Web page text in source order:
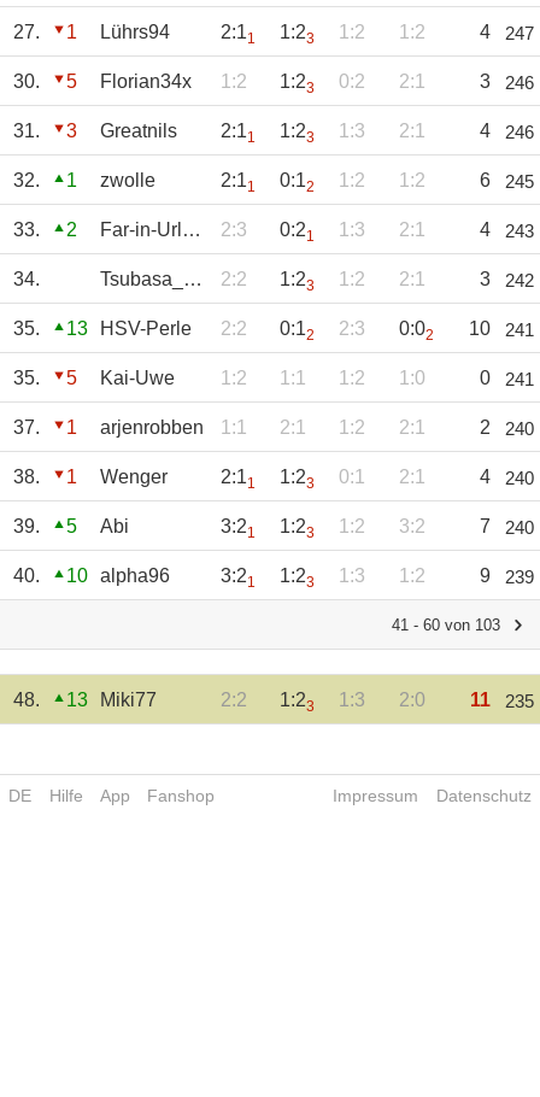
27. 1 Lührs94 2:11 1:23 1:2 1:2 4 247
30. 5 Florian34x 1:2 1:23 0:2 2:1 3 246
31. 3 Greatnils 2:11 1:23 1:3 2:1 4 246
32. 1 zwolle 2:11 0:12 1:2 1:2 6 245
33. 2 Far-in-Urlaub 2:3 0:21 1:3 2:1 4 243
34. Tsubasa_Ozora 2:2 1:23 1:2 2:1 3 242
35. 13 HSV-Perle 2:2 0:12 2:3 0:02 10 241
35. 5 Kai-Uwe 1:2 1:1 1:2 1:0 0 241
37. 1 arjenrobben 1:1 2:1 1:2 2:1 2 240
38. 1 Wenger 2:11 1:23 0:1 2:1 4 240
39. 5 Abi 3:21 1:23 1:2 3:2 7 240
40. 10 alpha96 3:21 1:23 1:3 1:2 9 239
41 - 60 von 103
48. 13 Miki77 2:2 1:23 1:3 2:0 11 235
DE Hilfe App Fanshop Impressum Datenschutz